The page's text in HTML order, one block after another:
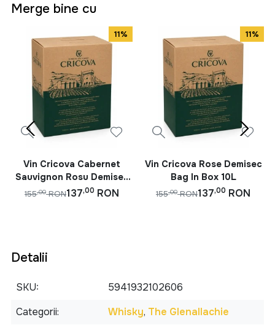
Merge bine cu
11%
Vin Cricova Cabernet
Sauvignon Rosu Demisec
Bag In Box 10L
137,00 RON
155,00 RON
11%
Vin Cricova Rose Demisec
Bag In Box 10L
137,00 RON
155,00 RON
Detalii
SKU
5941932102606
Categorii
Whisky, The Glenallachie